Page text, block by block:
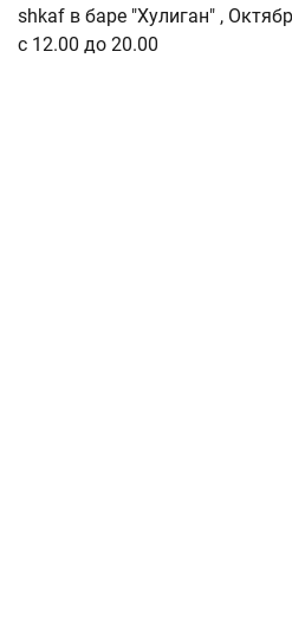
shkaf в баре "Хулиган" ,
с 12.00 до 20.00